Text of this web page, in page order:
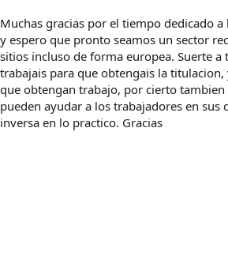
Muchas gracias por el tiempo dedicado
y espero que pronto seamos un sector
sitios incluso de forma europea. Suerte a
trabajais para que obtengais la
que obtengan trabajo, por cierto
pueden ayudar a los trabajadores en sus
inversa en lo practico. Gracias